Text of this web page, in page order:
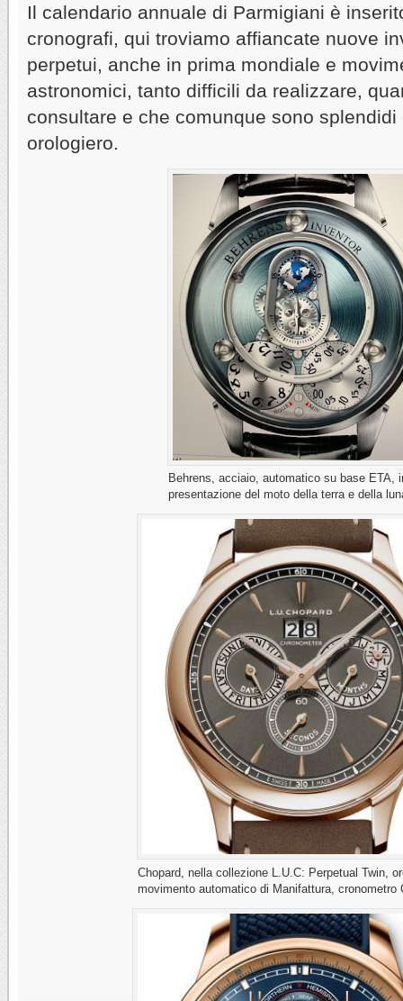
Il calendario annuale di Parmigiani è
cronografi, qui troviamo affiancate nuove
perpetui, anche in prima mondiale e
astronomici, tanto difficili da realizzare,
consultare e che comunque sono
orologiero.
Behrens, acciaio, automatico su base ETA,
presentazione del moto della terra e della
Chopard, nella collezione L.U.C: Perpetual Twin,
movimento automatico di Manifattura, cronometro